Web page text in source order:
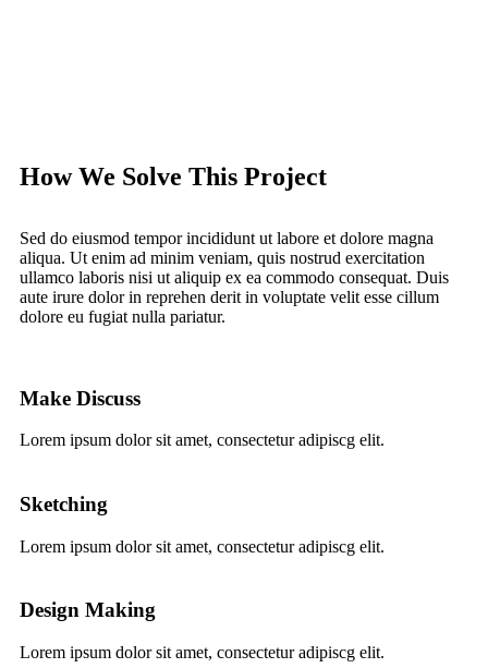
How We Solve This Project
Sed do eiusmod tempor incididunt ut labore et dolore magna
aliqua. Ut enim ad minim veniam, quis nostrud exercitation
ullamco laboris nisi ut aliquip ex ea commodo consequat. Duis
aute irure dolor in reprehen derit in voluptate velit esse cillum
dolore eu fugiat nulla pariatur.
Make Discuss
Lorem ipsum dolor sit amet, consectetur adipiscg elit.
Sketching
Lorem ipsum dolor sit amet, consectetur adipiscg elit.
Design Making
Lorem ipsum dolor sit amet, consectetur adipiscg elit.